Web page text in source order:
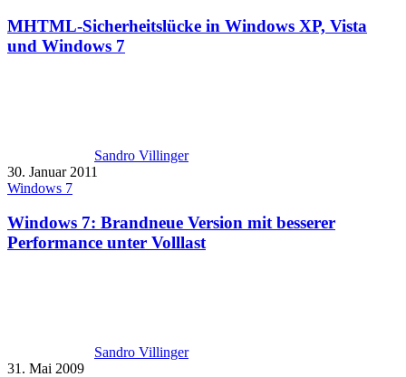
MHTML-Sicherheitslücke in Windows XP, Vista
und Windows 7
Sandro Villinger
30. Januar 2011
Windows 7
Windows 7: Brandneue Version mit besserer
Performance unter Volllast
Sandro Villinger
31. Mai 2009